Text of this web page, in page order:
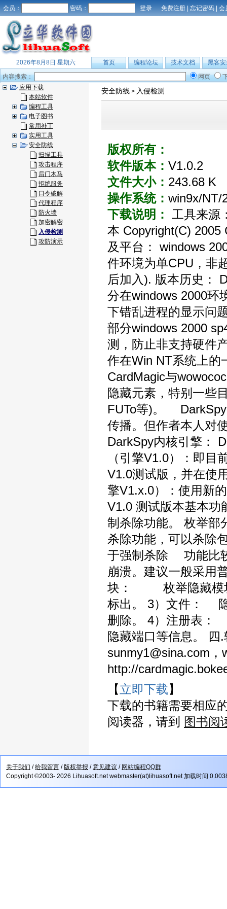
会员： 密码： 免费注册 | 忘记密码 | 会
2026年8月8日 星期六 首页 编程论坛 技术文档
黑客安
内容搜索：
网页
应用下载
本站软件
编程工具
电子图书
常用补丁
实用工具
安全防线
扫描工具
攻击程序
后门木马
拒绝服务
口令破解
代理程序
防火墙
加密解密
入侵检测
攻防演示
安全防线 > 入侵检测
版权所有：
软件版本： V1.0.2
文件大小： 243.68 K
操作系统： win9x/NT/
下载说明： 工具来源
本 Copyright(C) 2005
及平台： windows
件环境为单CPU，非
后加入). 版本历史：
分在windows 2000环
下错乱进程的显示问
部分windows 2000
测，防止非支持硬件
作在Win NT系统上的
CardMagic与
隐藏元素，特别一些
FUTo等)。 DarkSpy
传播。但作者本人对
DarkSpy内核引擎：
（引擎V1.0）：即
V1.0测试版，并在使
擎V1.x.0）：使用新
V1.0 测试版本基本
制杀除功能。 枚举
杀除功能，可以杀除
于强制杀除 功能比
崩溃。建议一般采用
块： 枚举隐藏模块
标出。 3）文件：
删除。 4）注册表
隐藏端口等信息。
sunmy1@sina.com
http://
【立即下载】
下载的书籍需要相应
阅读器，请到 图书阅
关于我们 /给我留言 /版权举报 /意见建议 / 网站编程QQ群
Copyright ©2003- 2026 Lihuasoft.net webmaster(at)lihuasoft.net 加载时间